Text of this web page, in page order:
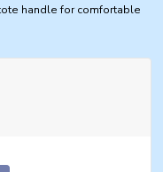
handle for comfortable